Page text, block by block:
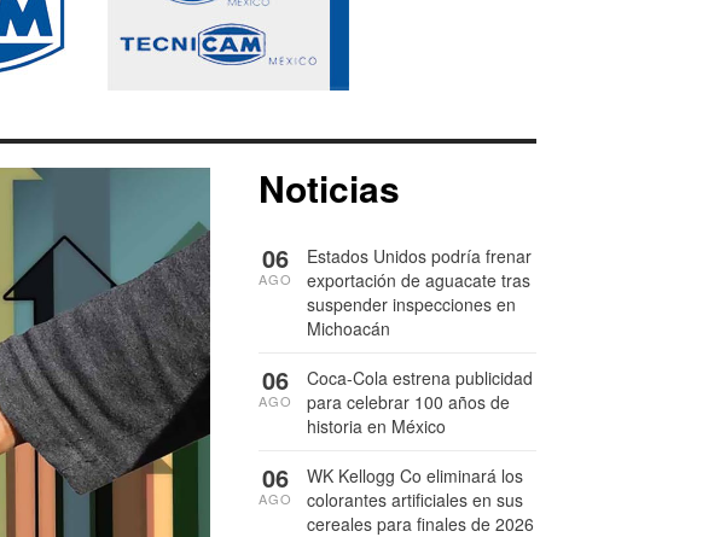
Noticias
Estados Unidos podría frenar
exportación de aguacate tras
suspender inspecciones en
Michoacán
06
AGO
Coca-Cola estrena publicidad
para celebrar 100 años de
historia en México
06
AGO
WK Kellogg Co eliminará los
colorantes artificiales en sus
cereales para finales de 2026
06
AGO